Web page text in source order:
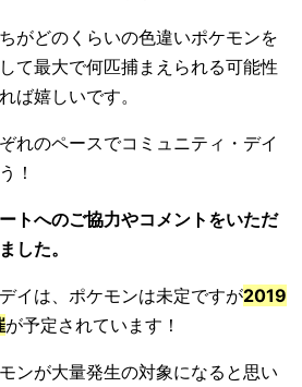
がどのくらいの色違いポケモンを
て最大で何匹捕まえられる可能性
ば嬉しいです。
れのペースでコミュニティ・デイ
！
トへのご協力やコメントをいただ
した。
イは、ポケモンは未定ですが2019
が予定されています！
ンが大量発生の対象になると思い